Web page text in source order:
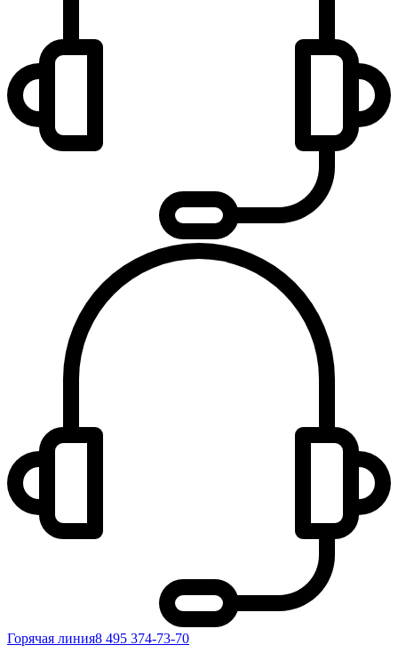
Горячая линия8 495 374-73-70